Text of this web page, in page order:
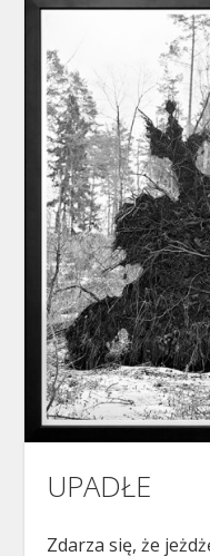
UPADŁE
Zdarza się, że